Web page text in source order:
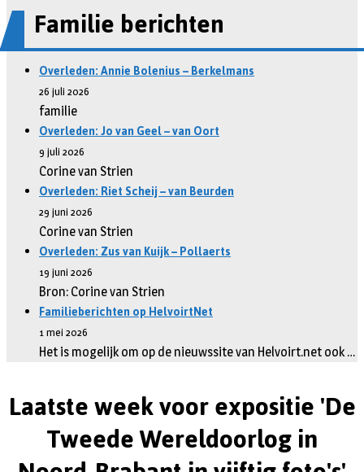
Familie berichten
Overleden: Annie Bolenius – Berkelmans
26 juli 2026
familie
Overleden: Jo van Geel – van Oort
9 juli 2026
Corine van Strien
Overleden: Riet Scheij – van Beurden
29 juni 2026
Corine van Strien
Overleden: Zus van Kuijk – Pollaerts
19 juni 2026
Bron: Corine van Strien
Familieberichten op HelvoirtNet
1 mei 2026
Het is mogelijk om op de nieuwssite van Helvoirt.net ook …
Laatste week voor expositie 'De
Tweede Wereldoorlog in